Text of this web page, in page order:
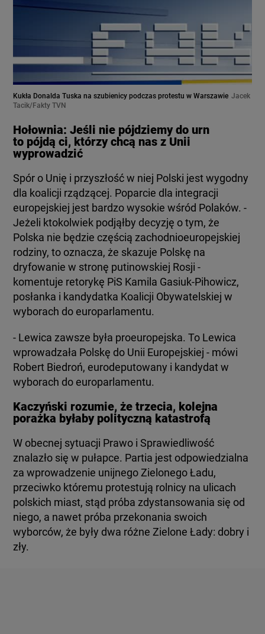
Kukła Donalda Tuska na szubienicy podczas protestu w Warszawie Jacek
Tacik/Fakty TVN
Hołownia: Jeśli nie pójdziemy do urn
to pójdą ci, którzy chcą nas z Unii
wyprowadzić
Spór o Unię i przyszłość w niej Polski jest wygodny
dla koalicji rządzącej. Poparcie dla integracji
europejskiej jest bardzo wysokie wśród Polaków. -
Jeżeli ktokolwiek podjąłby decyzję o tym, że
Polska nie będzie częścią zachodnioeuropejskiej
rodziny, to oznacza, że skazuje Polskę na
dryfowanie w stronę putinowskiej Rosji -
komentuje retorykę PiS Kamila Gasiuk-Pihowicz,
posłanka i kandydatka Koalicji Obywatelskiej w
wyborach do europarlamentu.
- Lewica zawsze była proeuropejska. To Lewica
wprowadzała Polskę do Unii Europejskiej - mówi
Robert Biedroń, eurodeputowany i kandydat w
wyborach do europarlamentu.
Kaczyński rozumie, że trzecia, kolejna
porażka byłaby polityczną katastrofą
W obecnej sytuacji Prawo i Sprawiedliwość
znalazło się w pułapce. Partia jest odpowiedzialna
za wprowadzenie unijnego Zielonego Ładu,
przeciwko któremu protestują rolnicy na ulicach
polskich miast, stąd próba zdystansowania się od
niego, a nawet próba przekonania swoich
wyborców, że były dwa różne Zielone Łady: dobry i
zły.